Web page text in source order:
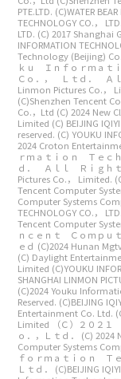
PTE.LTD. (C)WATER
TECHNOLOGY CO.， LTD.
LTD. (C) 2017 Shanghai
INFORMATION
Technology (Beijing)
ｋｕ Ｉｎｆｏｒｍａｔ
Ｃｏ．， Ｌｔｄ． Ａ
Linmon Pictures Co.，
(C)Shenzhen Tencent
Co.，Ltd (C) 2024 New
Limited (C) BEIJING
reserved. (C) YOUKU
2024 Croton
ｒｍａｔｉｏｎ Ｔｅ
ｄ． Ａｌｌ Ｒｉｇｈ
Pictures Co.， Limited.
Tencent Computer
Computer Systems
TECHNOLOGY CO.， LTD.
Tencent Computer
ｎｃｅｎｔ Ｃｏｍｐｕ
ｅｄ (C)2024 Hunan
(C) Daylight
Limited (C)YOUKU
SHANGHAI LINMON
(C)2024 Youku
Reserved. (C)BEIJING
Entertainment Co. Ltd.
Limited
（Ｃ）２０２
ｏ．，Ｌｔｄ． (C) 2024
Computer Systems
ｆｏｒｍａｔｉｏｎ Ｔ
Ｌｔｄ． (C)BEIJING